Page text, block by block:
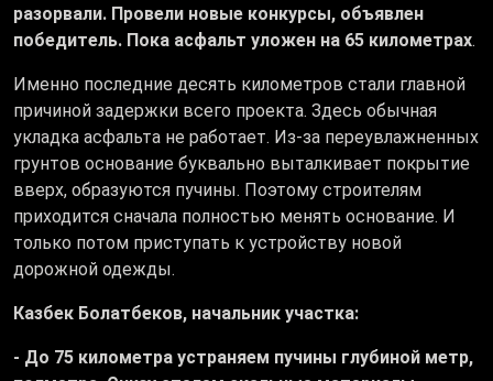
разорвали. Провели новые конкурсы, объявлен
победитель. Пока асфальт уложен на 65 километрах.
Именно последние десять километров стали главной
причиной задержки всего проекта. Здесь обычная
укладка асфальта не работает. Из-за переувлажненных
грунтов основание буквально выталкивает покрытие
вверх, образуются пучины. Поэтому строителям
приходится сначала полностью менять основание. И
только потом приступать к устройству новой
дорожной одежды.
Казбек Болатбеков, начальник участка:
- До 75 километра устраняем пучины глубиной метр,